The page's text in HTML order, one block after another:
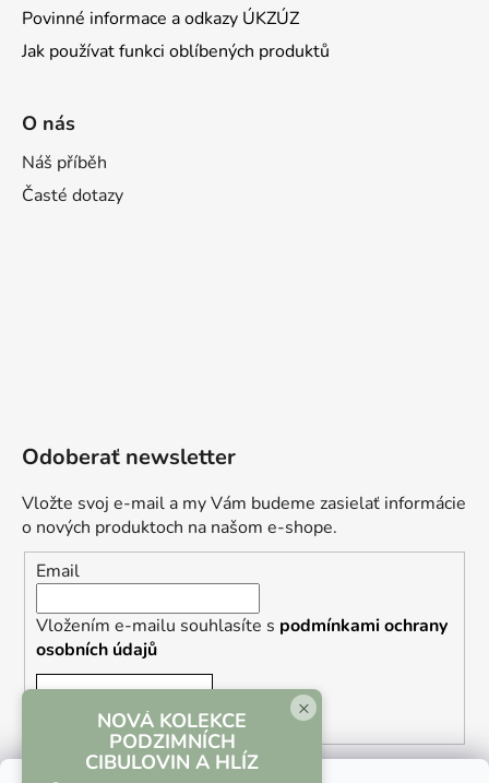
Povinné informace a odkazy ÚKZÚZ
Jak používat funkci oblíbených produktů
O nás
Náš příběh
Časté dotazy
Odoberať newsletter
Vložte svoj e-mail a my Vám budeme zasielať informácie
o nových produktoch na našom e-shope.
Email
Vložením e-mailu souhlasíte s podmínkami ochrany
osobních údajů
×
NOVÁ KOLEKCE
PODZIMNÍCH
CIBULOVIN A HLÍZ